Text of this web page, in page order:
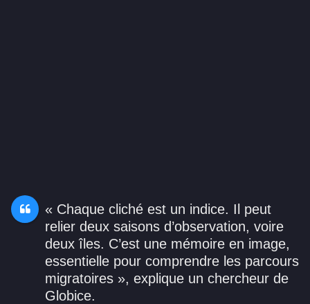
« Chaque cliché est un indice. Il peut
relier deux saisons d’observation, voire
deux îles. C’est une mémoire en image,
essentielle pour comprendre les parcours
migratoires », explique un chercheur de
Globice.